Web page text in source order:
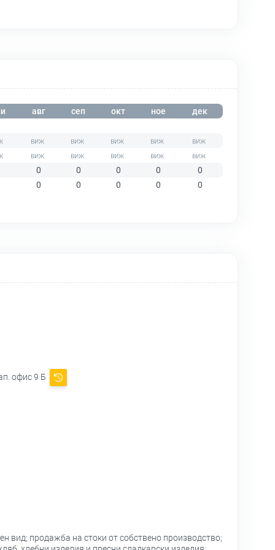
авг сеп окт ное дек
0 0 0 0
0
0
0 0 0 0
офис 9 Б
вид; продажба на стоки от собствено производство;